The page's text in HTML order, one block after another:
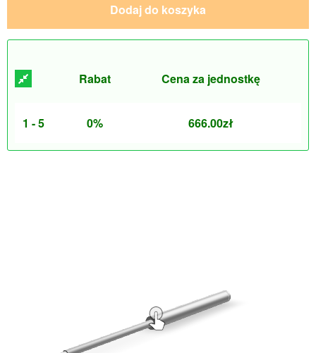
Dodaj do koszyka
Rabat Cena za jednostkę
1 - 5 0% 666.00zł